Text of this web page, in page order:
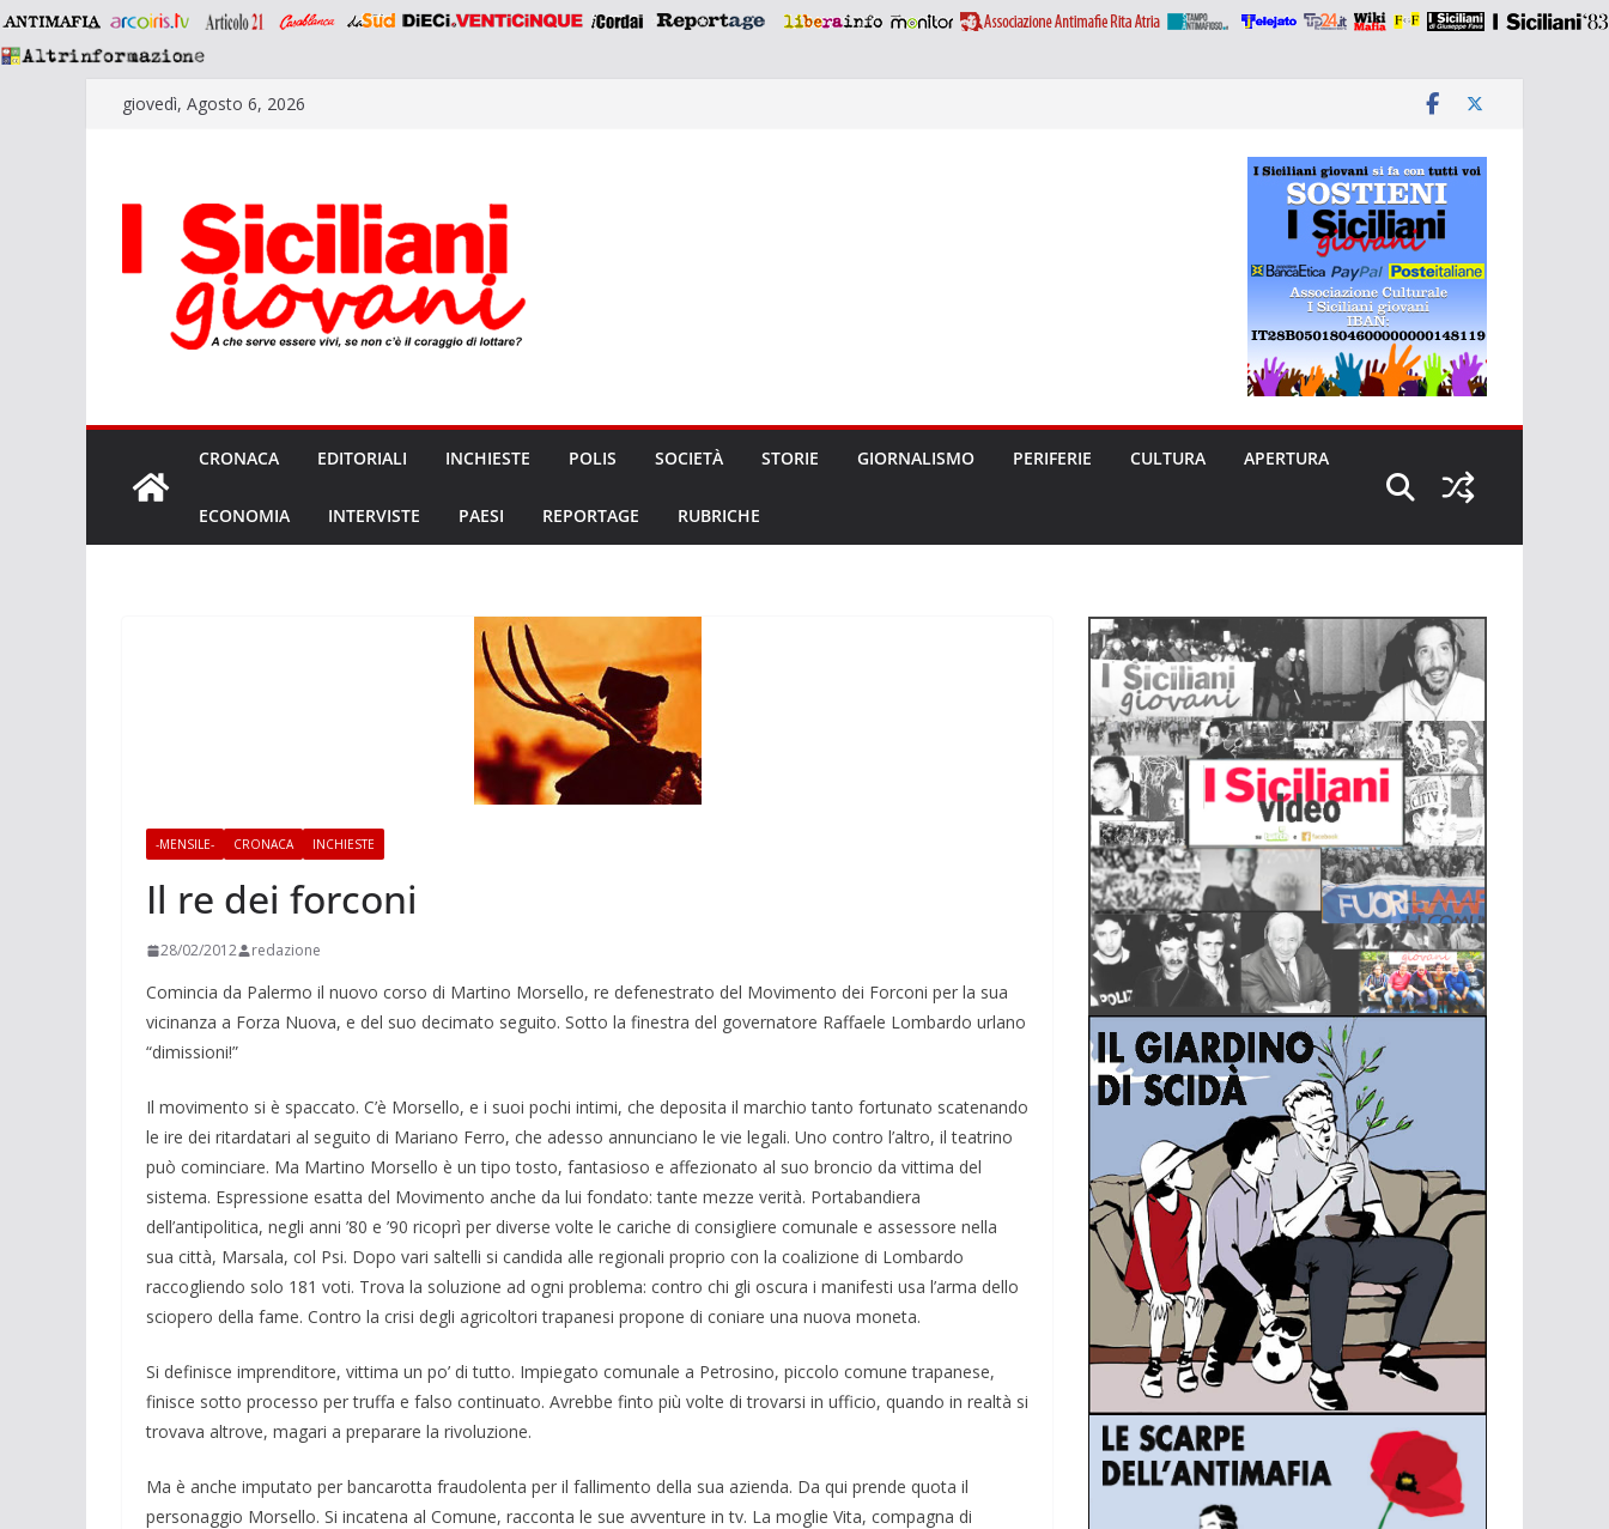
Saltagiovedì, Agosto 6, 2026
CRONACA EDITORIALI INCHIESTE POLIS SOCIETÀ STORIE GIORNALISMO PERIFERIE CULTURA APERTURA
ECONOMIA INTERVISTE PAESI REPORTAGE RUBRICHE
-MENSILE- CRONACA INCHIESTE
Il re dei forconi
28/02/2012 redazione
Comincia da Palermo il nuovo corso di Martino Morsello, re defenestrato del Movimento dei Forconi per la sua
vicinanza a Forza Nuova, e del suo decimato seguito. Sotto la finestra del governatore Raffaele Lombardo urlano
“dimissioni!”
Il movimento si è spaccato. C’è Morsello, e i suoi pochi intimi, che deposita il marchio tanto fortunato scatenando
le ire dei ritardatari al seguito di Mariano Ferro, che adesso annunciano le vie legali. Uno contro l’altro, il teatrino
può cominciare. Ma Martino Morsello è un tipo tosto, fantasioso e affezionato al suo broncio da vittima del
sistema. Espressione esatta del Movimento anche da lui fondato: tante mezze verità. Portabandiera
dell’antipolitica, negli anni ’80 e ’90 ricoprì per diverse volte le cariche di consigliere comunale e assessore nella
sua città, Marsala, col Psi. Dopo vari saltelli si candida alle regionali proprio con la coalizione di Lombardo
raccogliendo solo 181 voti. Trova la soluzione ad ogni problema: contro chi gli oscura i manifesti usa l’arma dello
sciopero della fame. Contro la crisi degli agricoltori trapanesi propone di coniare una nuova moneta.
Si definisce imprenditore, vittima un po’ di tutto. Impiegato comunale a Petrosino, piccolo comune trapanese,
finisce sotto processo per truffa e falso continuato. Avrebbe finto più volte di trovarsi in ufficio, quando in realtà si
trovava altrove, magari a preparare la rivoluzione.
Ma è anche imputato per bancarotta fraudolenta per il fallimento della sua azienda. Da qui prende quota il
personaggio Morsello. Si incatena al Comune, racconta le sue avventure in tv. La moglie Vita, compagna di